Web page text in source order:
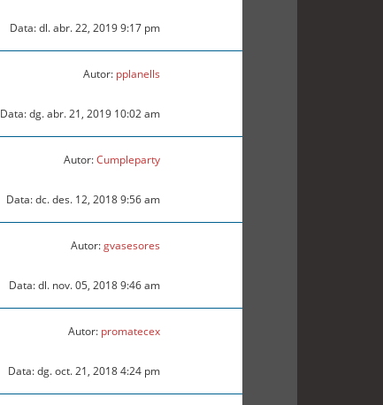
Data: dl. abr. 22, 2019 9:17 pm
Autor: pplanells
Data: dg. abr. 21, 2019 10:02 am
Autor:Cumpleparty
Data: dc. des. 12, 2018 9:56 am
Autor:gvasesores
Data: dl. nov. 05, 2018 9:46 am
Autor: promatecex
Data: dg. oct. 21, 2018 4:24 pm